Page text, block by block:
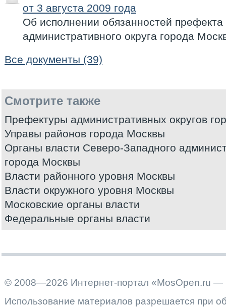
от 3 августа 2009 года
Об исполнении обязанностей
административного округа города
Все документы (39)
Смотрите также
Префектуры административных округов
Управы районов города Москвы
Органы власти Северо-Западного
города Москвы
Власти районного уровня Москвы
Власти окружного уровня Москвы
Московские органы власти
Федеральные органы власти
© 2008—2026 Интернет-портал «MosOpen.ru —
Использование материалов разрешается при